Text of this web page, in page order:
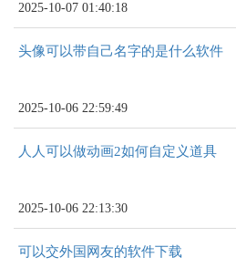
2025-10-07 01:40:18
头像可以带自己名字的是什么软件
2025-10-06 22:59:49
人人可以做动画2如何自定义道具
2025-10-06 22:13:30
可以交外国网友的软件下载